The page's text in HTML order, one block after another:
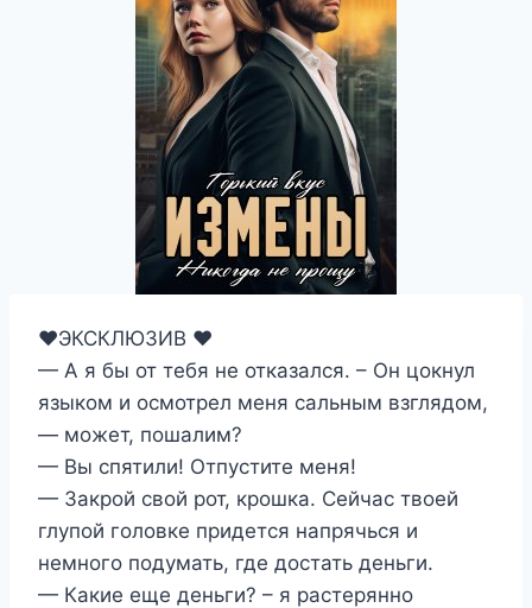
❤️ЭКСКЛЮЗИВ ❤️
— А я бы от тебя не отказался. – Он цокнул
языком и осмотрел меня сальным взглядом,
— может, пошалим?
— Вы спятили! Отпустите меня!
— Закрой свой рот, крошка. Сейчас твоей
глупой головке придется напрячься и
немного подумать, где достать деньги.
— Какие еще деньги? – я растерянно